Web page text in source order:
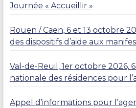
Journée « Accueillir »
Rouen / Caen, 6 et 13 octobre
des dispositifs d’aide aux
Val-de-Reuil, 1er octobre 2026,
nationale des résidences pour
Appel d’informations pour